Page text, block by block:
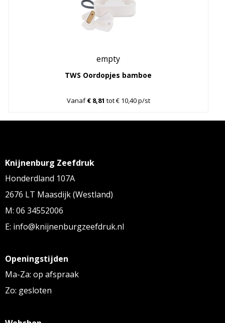
empty
TWS Oordopjes bamboe
Vanaf€ 8,81 tot € 10,40 p/st
Knijnenburg Zeefdruk
Honderdland 107A
2676 LT Maasdijk (Westland)
M: 06 34552006
E: info@knijnenburgzeefdruk.nl
Openingstijden
Ma-Za: op afspraak
Zo: gesloten